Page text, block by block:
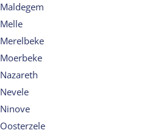
Maldegem
Melle
Merelbeke
Moerbeke
Nazareth
Nevele
Ninove
Oosterzele